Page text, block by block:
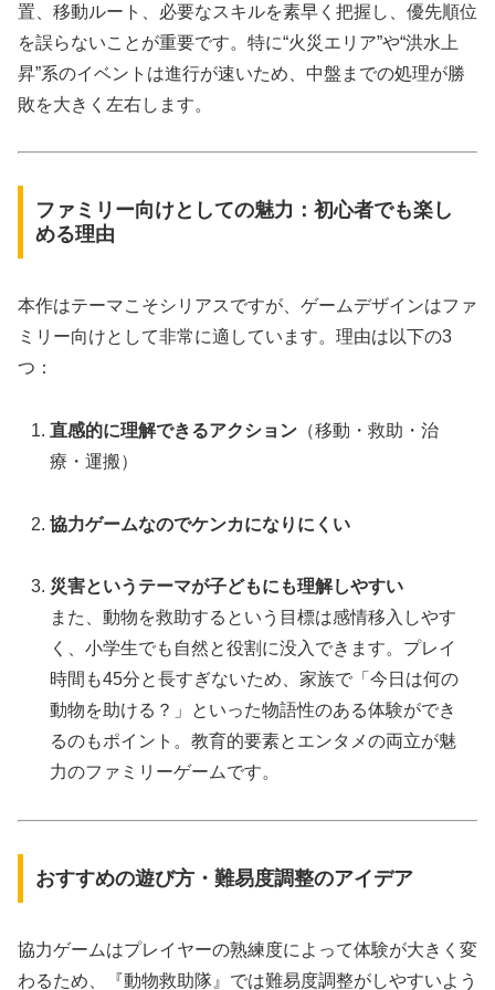
置、移動ルート、必要なスキルを素早く把握し、優先順位
を誤らないことが重要です。特に“火災エリア”や“洪水上
昇”系のイベントは進行が速いため、中盤までの処理が勝
敗を大きく左右します。
ファミリー向けとしての魅力：初心者でも楽し
める理由
本作はテーマこそシリアスですが、ゲームデザインはファ
ミリー向けとして非常に適しています。理由は以下の3
つ：
直感的に理解できるアクション （移動・救助・治
療・運搬）
協力ゲームなのでケンカになりにくい
災害というテーマが子どもにも理解しやすい
また、動物を救助するという目標は感情移入しやす
く、小学生でも自然と役割に没入できます。プレイ
時間も45分と長すぎないため、家族で「今日は何の
動物を助ける？」といった物語性のある体験ができ
るのもポイント。教育的要素とエンタメの両立が魅
力のファミリーゲームです。
おすすめの遊び方・難易度調整のアイデア
協力ゲームはプレイヤーの熟練度によって体験が大きく変
わるため、『動物救助隊』では難易度調整がしやすいよう